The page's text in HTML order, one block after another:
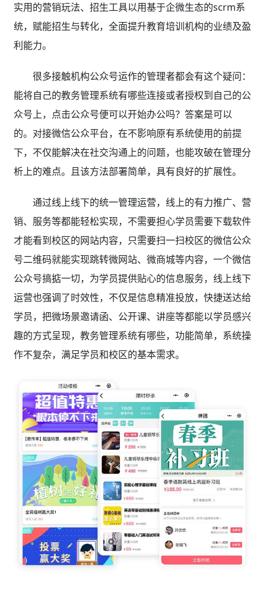
实用的营销玩法、招生工具以用基于企微生态的scrm系
统，赋能招生与转化，全面提升教育培训机构的业绩及盈
利能力。
很多接触机构公众号运作的管理者都会有这个疑问：
能将自己的教务管理系统有哪些连接或者授权到自己的公
众号上，点击公众号便可以开始办公吗？答案是可以
的。对接微信公众平台，在不影响原有系统使用的前提
下，不仅能解决在社交沟通上的问题，也能攻破在管理分
析上的难点。且该方法部署简单，具有良好的扩展性。
通过线上线下的统一管理运营，线上的有力推广、营
销、服务等都能轻松实现，不需要担心学员需要下载软件
才能看到校区的网站内容，只需要扫一扫校区的微信公众
号二维码就能实现跳转微网站、微商城等内容，一个微信
公众号搞掂一切，为学员提供贴心的信息服务，线上线下
运营也强调了时效性，不仅是信息精准投放，快捷送达给
学员，把微场景邀请函、公开课、讲座等都能以学员感兴
趣的方式呈现，教务管理系统有哪些，功能简单，系统操
作不复杂，满足学员和校区的基本需求。